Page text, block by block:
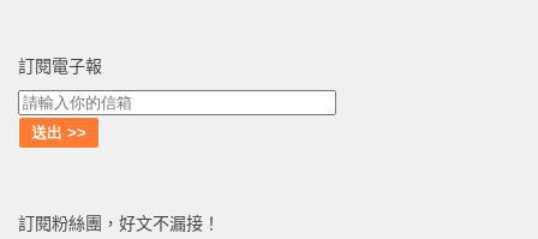
訂閱電子報
訂閱粉絲團，好文不漏接！